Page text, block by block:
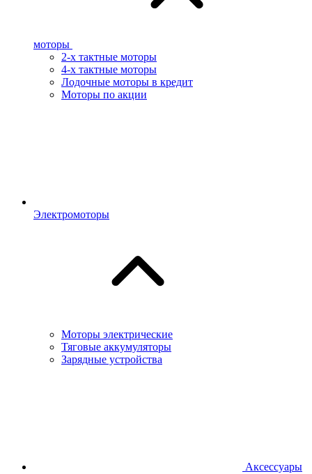
моторы
2-х тактные моторы
4-х тактные моторы
Лодочные моторы в кредит
Моторы по акции
Электромоторы
Моторы электрические
Тяговые аккумуляторы
Зарядные устройства
Аксессуары